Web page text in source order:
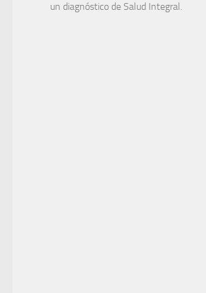
un diagnóstico de Salud Integral.